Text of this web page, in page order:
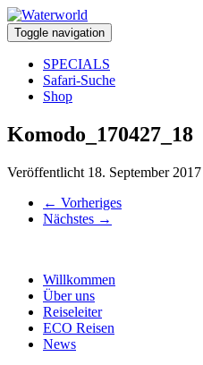
Toggle navigation
SPECIALS
Safari-Suche
Shop
Komodo_170427_18
Veröffentlicht 18. September 2017
← Vorheriges
Nächstes →
Willkommen
Über uns
Reiseleiter
ECO Reisen
News